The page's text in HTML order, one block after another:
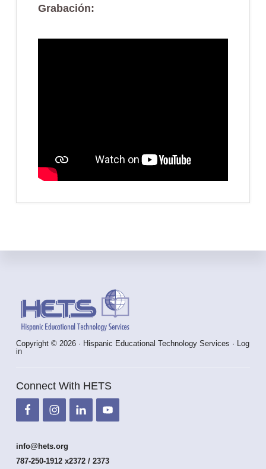
Grabación:
Copyright © 2026 · Hispanic Educational Technology Services · Log
in
Connect With HETS
info@hets.org
787-250-1912 x2372 / 2373